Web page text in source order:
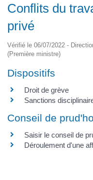
Conflits du
privé
Vérifié le 06/07/2022 -
(Première ministre)
Dispositifs
Droit de grève
Sanctions
Conseil de
Saisir le conseil de
Déroulement d'une